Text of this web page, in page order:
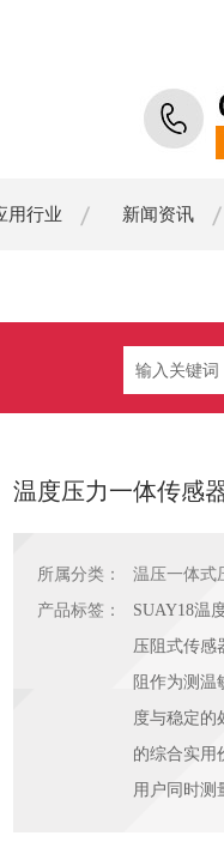
用行业 新闻资讯
温度压力一体传感
所属分类：
温压一体式
产品标签：
SUAY18温
压阻式传感
阻作为测温
度与稳定的
的综合实用
用户同时测